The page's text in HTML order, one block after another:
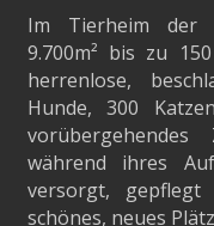
Im Tierheim der
9.700m² bis zu
herrenlose,
Hunde, 300
während ihres
versorgt,
schönes, neues